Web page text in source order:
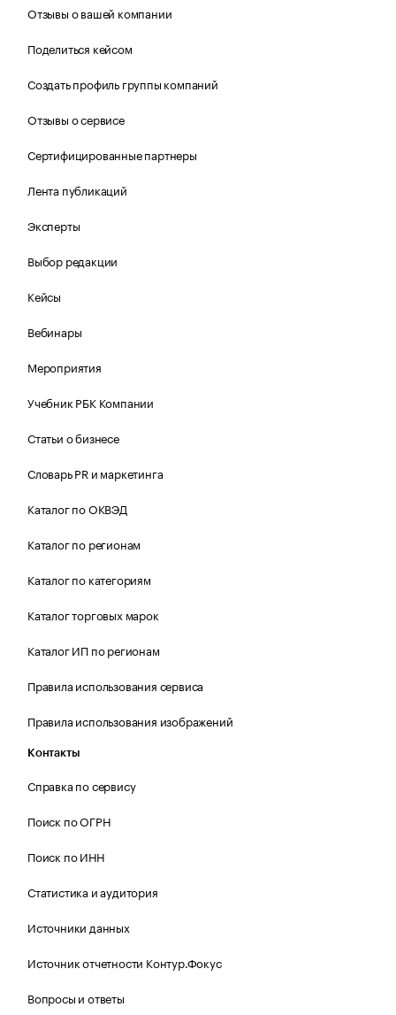
Отзывы о вашей компании
Поделиться кейсом
Создать профиль группы компаний
Отзывы о сервисе
Сертифицированные партнеры
Лента публикаций
Эксперты
Выбор редакции
Кейсы
Вебинары
Мероприятия
Учебник РБК Компании
Статьи о бизнесе
Словарь PR и маркетинга
Каталог по ОКВЭД
Каталог по регионам
Каталог по категориям
Каталог торговых марок
Каталог ИП по регионам
Правила использования сервиса
Правила использования изображений
Контакты
Справка по сервису
Поиск по ОГРН
Поиск по ИНН
Статистика и аудитория
Источники данных
Источник отчетности Контур.Фокус
Вопросы и ответы